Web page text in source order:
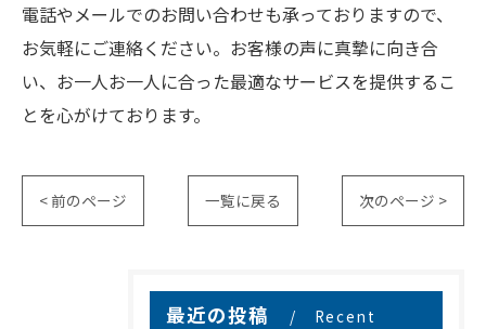
電話やメールでのお問い合わせも承っておりますので、
お気軽にご連絡ください。お客様の声に真摯に向き合
い、お一人お一人に合った最適なサービスを提供するこ
とを心がけております。
< 前のページ 一覧に戻る 次のページ >
最近の投稿
Recent